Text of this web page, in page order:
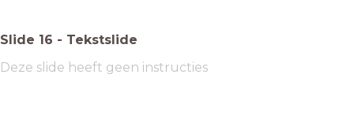
Slide 16 - Tekstslide
Deze slide heeft geen instructies